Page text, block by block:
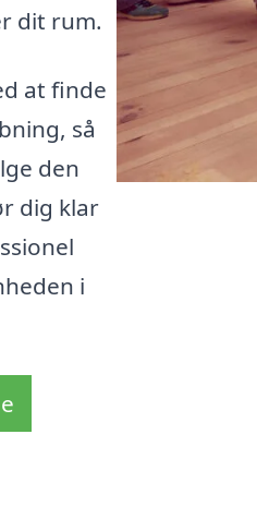
dit rum.
at finde
så
den
dig klar
i